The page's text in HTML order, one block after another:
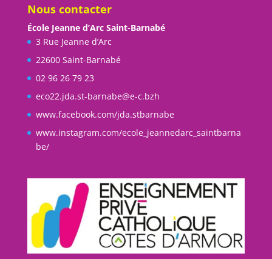
Nous contacter
École Jeanne d’Arc Saint-Barnabé
3 Rue Jeanne d’Arc
22600 Saint-Barnabé
02 96 26 79 23
eco22.jda.st-barnabe@e-c.bzh
www.facebook.com/jda.stbarnabe
www.instagram.com/ecole_jeannedarc_saintbarna
be/